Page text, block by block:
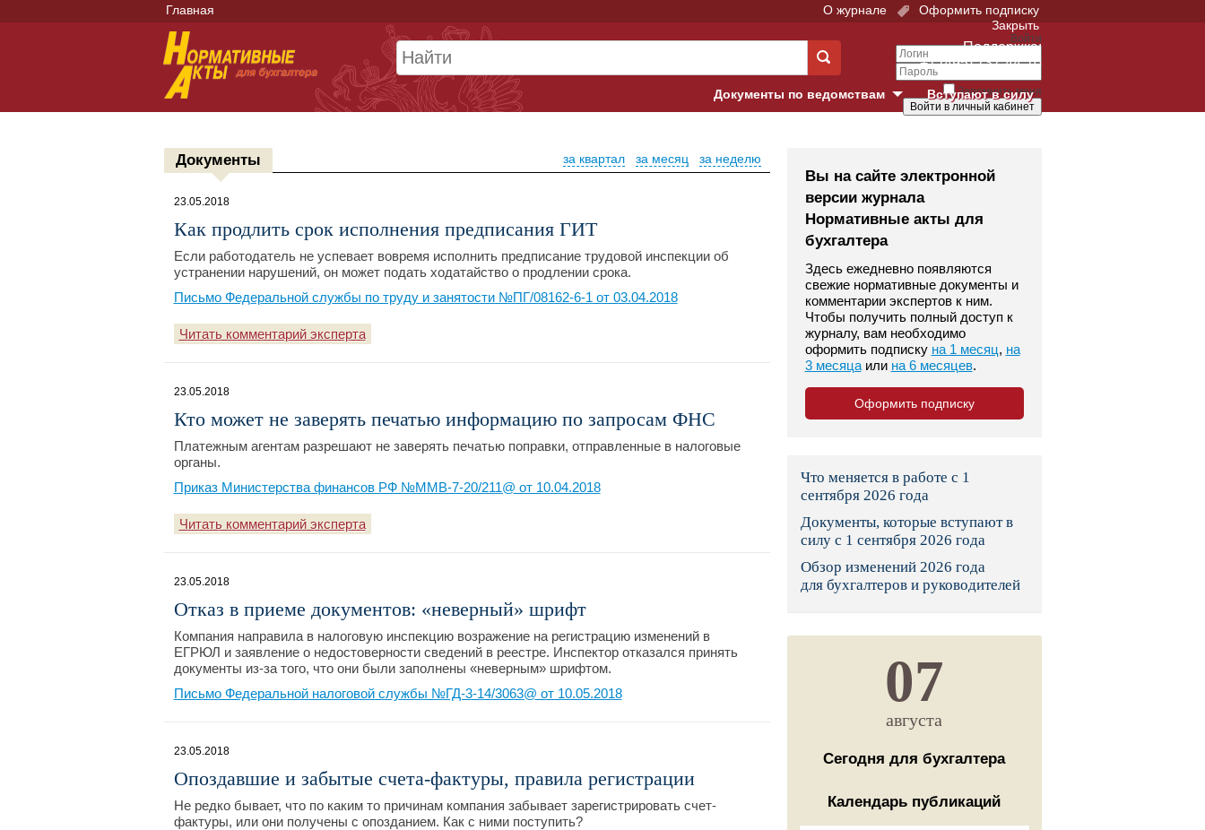
Главная О журнале
Оформить подписку
Закрыть
Войти
Запомнить меня
Поддержка:
+7 (495) 737-44-10
Вступают в силу
Документы по ведомствам
Банк России
Верховный Суд
Гострудинспекция в г. Москве
Конституционный Суд
Пенсионный фонд
Правительство
Социальный фонд России
Суд общей юрисдикции
Документы за неделю
за месяц
за квартал
23.05.2018
Как продлить срок исполнения предписания ГИТ
Если работодатель не успевает вовремя исполнить предписание трудовой инспекции об
устранении нарушений, он может подать ходатайство о продлении срока.
Письмо Федеральной службы по труду и занятости №ПГ/08162-6-1 от 03.04.2018
Читать комментарий эксперта
23.05.2018
Кто может не заверять печатью информацию по запросам ФНС
Платежным агентам разрешают не заверять печатью поправки, отправленные в налоговые
органы.
Приказ Министерства финансов РФ №ММВ-7-20/211@ от 10.04.2018
Читать комментарий эксперта
23.05.2018
Отказ в приеме документов: «неверный» шрифт
Компания направила в налоговую инспекцию возражение на регистрацию изменений в
ЕГРЮЛ и заявление о недостоверности сведений в реестре. Инспектор отказался принять
документы из-за того, что они были заполнены «неверным» шрифтом.
Письмо Федеральной налоговой службы №ГД-3-14/3063@ от 10.05.2018
23.05.2018
Опоздавшие и забытые счета-фактуры, правила регистрации
Не редко бывает, что по каким то причинам компания забывает зарегистрировать счет-
фактуры, или они получены с опозданием. Как с ними поступить?
Вы на сайте электронной
версии журнала
Нормативные акты для
бухгалтера
Здесь ежедневно появляются
свежие нормативные документы и
комментарии экспертов к ним.
Чтобы получить полный доступ к
журналу, вам необходимо
оформить подписку на 1 месяц, на
3 месяцаили на 6 месяцев.
Оформить подписку
Что меняется в работе с 1
сентября 2026 года
Документы, которые вступают в
силу с 1 сентября 2026 года
Обзор изменений 2026 года
для бухгалтеров и руководителей
07
августа
Сегодня для бухгалтера
Календарь публикаций